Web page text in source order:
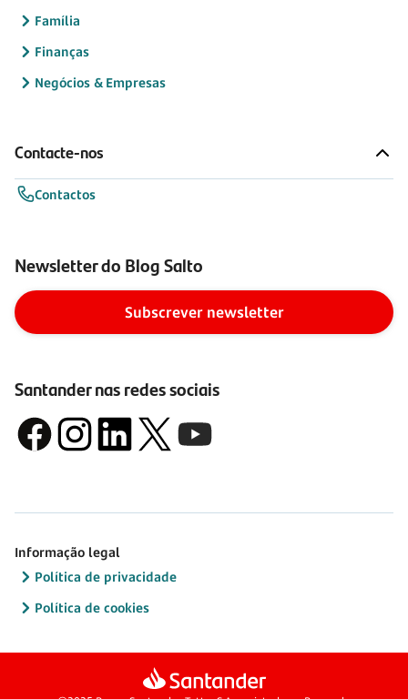
Família
Finanças
Negócios & Empresas
Contacte-nos
Contactos
Newsletter do Blog Salto
Subscrever newsletter
Santander nas redes sociais
Informação legal
Política de privacidade
Política de cookies